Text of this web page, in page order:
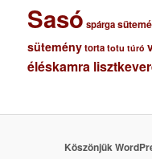
Sasó spárga
süteménytorta totu túró
éléskamra
Köszönjük